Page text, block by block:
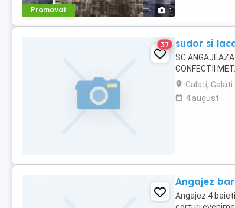
Promovat 1
37 sudor si
SC
CONFECTII
Galati, Galati
4 august
Angajez
Angajez 4